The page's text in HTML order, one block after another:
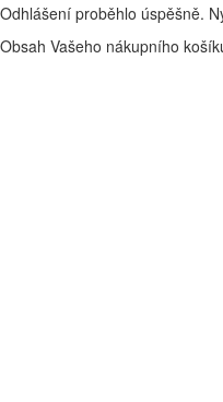
Odhlášení proběhlo úspěšně.
Obsah Vašeho nákupního